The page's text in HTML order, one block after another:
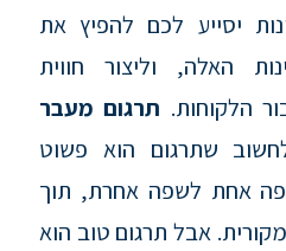
יסייע לכם להפיץ את
האלה, וליצור חווית
הלקוחות. תרגום מעבר
שתרגום הוא פשוט
אחת לשפה אחרת, תוך
אבל תרגום טוב הוא